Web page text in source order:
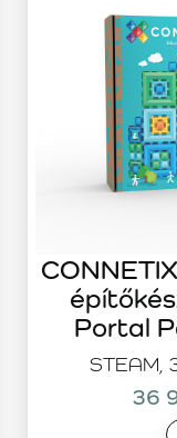
STEAM,
Portal
36